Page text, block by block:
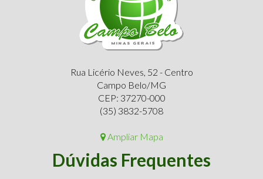
Rua Licério Neves, 52 - Centro
Campo Belo/MG
CEP: 37270-000
(35) 3832-5708
Ampliar Mapa
Dúvidas Frequentes